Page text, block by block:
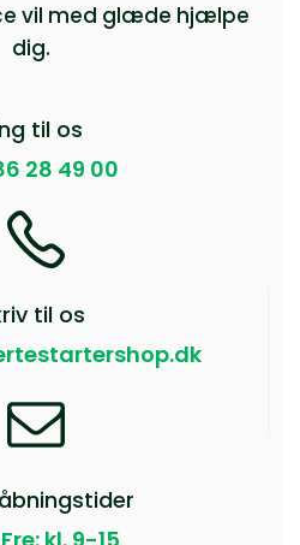
vil med glæde hjælpe
dig.
til os
28 49 00
til os